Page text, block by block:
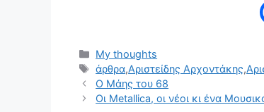
Κατηγορίες
My thoughts
Ετικέτες
άρθρα,Αριστείδης Αρχοντάκης,
Ο Μάης του 68
Οι Metallica, οι νέοι κι ένα